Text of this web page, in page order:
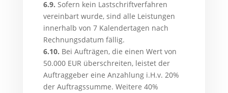
6.9. Sofern kein Lastschriftverfahren
vereinbart wurde, sind alle Leistungen
innerhalb von 7 Kalendertagen nach
Rechnungsdatum fällig.
6.10. Bei Aufträgen, die einen Wert von
50.000 EUR überschreiten, leistet der
Auftraggeber eine Anzahlung i.H.v. 20%
der Auftragssumme. Weitere 40%